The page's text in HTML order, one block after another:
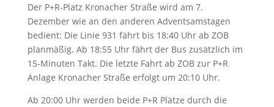
Der P+R-Platz Kronacher Straße wird am 7.
Dezember wie an den anderen Adventsamstagen
bedient: Die Linie 931 fährt bis 18:40 Uhr ab ZOB
planmäßig. Ab 18:55 Uhr fährt der Bus zusätzlich im
15-Minuten Takt. Die letzte Fahrt ab ZOB zur P+R
Anlage Kronacher Straße erfolgt um 20:10 Uhr.
Ab 20:00 Uhr werden beide P+R Plätze durch die